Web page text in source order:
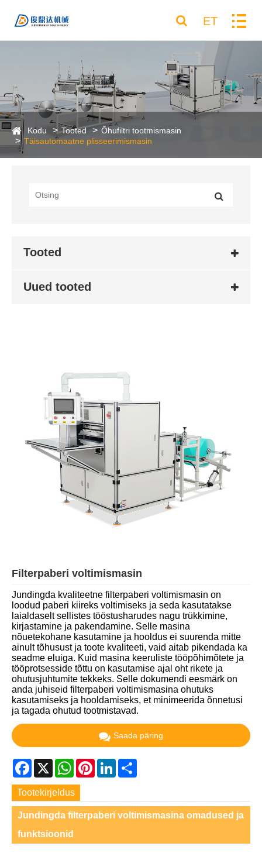
ET
Kodu Tooted
Õhufiltri tootmismasin
Täisautomaatne plisseerimismasin
Tooted
Uued tooted
Filterpaberi voltimismasin
Jundingda kvaliteetne filterpaberi voltimismasin on
loodud paberi kiireks voltimiseks ja seda kasutatakse
laialdaselt sellistes tööstusharudes nagu trükkimine,
kirjastamine ja pakendamine. Selle masina
nõuetekohane kasutamine ja hooldus ei suurenda mitte
ainult tõhusust ja toote kvaliteeti, vaid aitab pikendada ka
seadme eluiga. Kuid masina keeruliste tööpõhimõtete ja
tööprotsesside tõttu on kasutamise ajal oht rikete ja
ohutusjuhtumite tekkeks. Selle dokumendi eesmärk on
anda juhiseid filterpaberi voltimismasina ohutuks
kasutamiseks ja hooldamiseks, et minimeerida õnnetusi
ja tagada ohutud tootmistavad.
Saada päring
Facebook
X WhatsApp
PinterestLinkedIn
Tootekirjeldus
Jundingda filterpaberi voltimismasina omadused ja
funktsioonid